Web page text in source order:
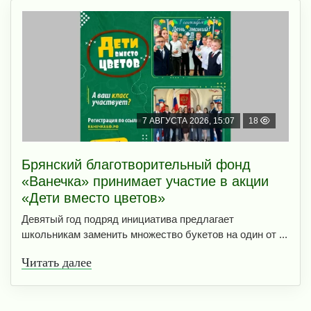
7 АВГУСТА 2026, 15:07 18
Брянский благотворительный фонд
«Ванечка» принимает участие в акции
«Дети вместо цветов»
Девятый год подряд инициатива предлагает
школьникам заменить множество букетов на один от ...
Читать далее